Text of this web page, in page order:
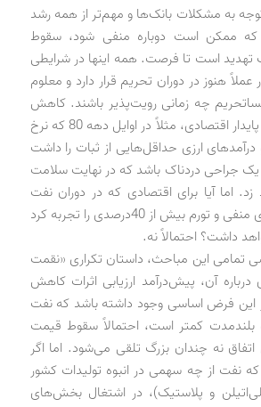
به مشکلات بانک‌ها و مهم‌تر از همه رشد
که ممکن است دوباره منفی شود، سقوط
است تا فرصت. همه اینها در شرایطی
هنوز در دوران تحریم قرار دارد و معلوم
چه زمانی رویت‌پذیر باشند. کاهش
قیمت نفت در شرایط پایدار اقتصادی، مثلاً در اوایل دهه 80 که نرخ
ارزی حداقل‌هایی از ثبات را داشت
جراحی دردناک باشد که در نهایت سلامت
زد. اما آیا برای اقتصادی که در دوران نفت
دورقمی، رشد اقتصادی منفی و تورم بیش از 40‌درصدی را تجربه کرد
داشت؟ احتمالاً نه.
تمامی این مباحث، داستان تکراری «نقمت
آن، پیش‌درآمد ارزیابی اثرات کاهش
فرض اساسی وجود داشته باشد که نفت
بلندمدت کمتر است، احتمالاً سقوط قیمت
نه چندان بزرگ تلقی می‌شود. اما اگر
که نفت از چه سهمی در انبوه تولیدات کشور
و پلاستیک)، در اشتغال بخش‌های